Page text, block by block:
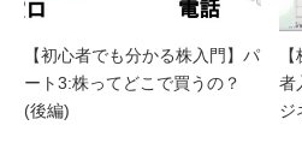
【初心者でも分かる株入門】パ
ート3:株ってどこで買うの？
(後編)
者
ジ